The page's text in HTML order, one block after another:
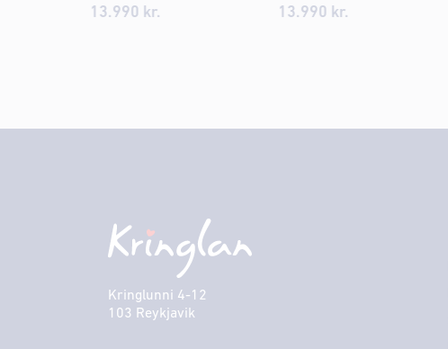
13.990 kr. 13.990 kr.
Kringlunni 4-12
103 Reykjavik